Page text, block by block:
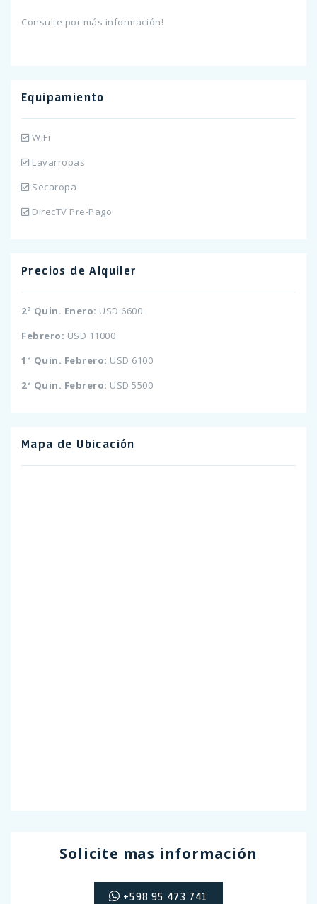
Consulte por más información!
Equipamiento
WiFi
Lavarropas
Secaropa
DirecTV Pre-Pago
Precios de Alquiler
2ª Quin. Enero: USD 6600
Febrero: USD 11000
1ª Quin. Febrero: USD 6100
2ª Quin. Febrero: USD 5500
Mapa de Ubicación
Solicite mas información
+598 95 473 741